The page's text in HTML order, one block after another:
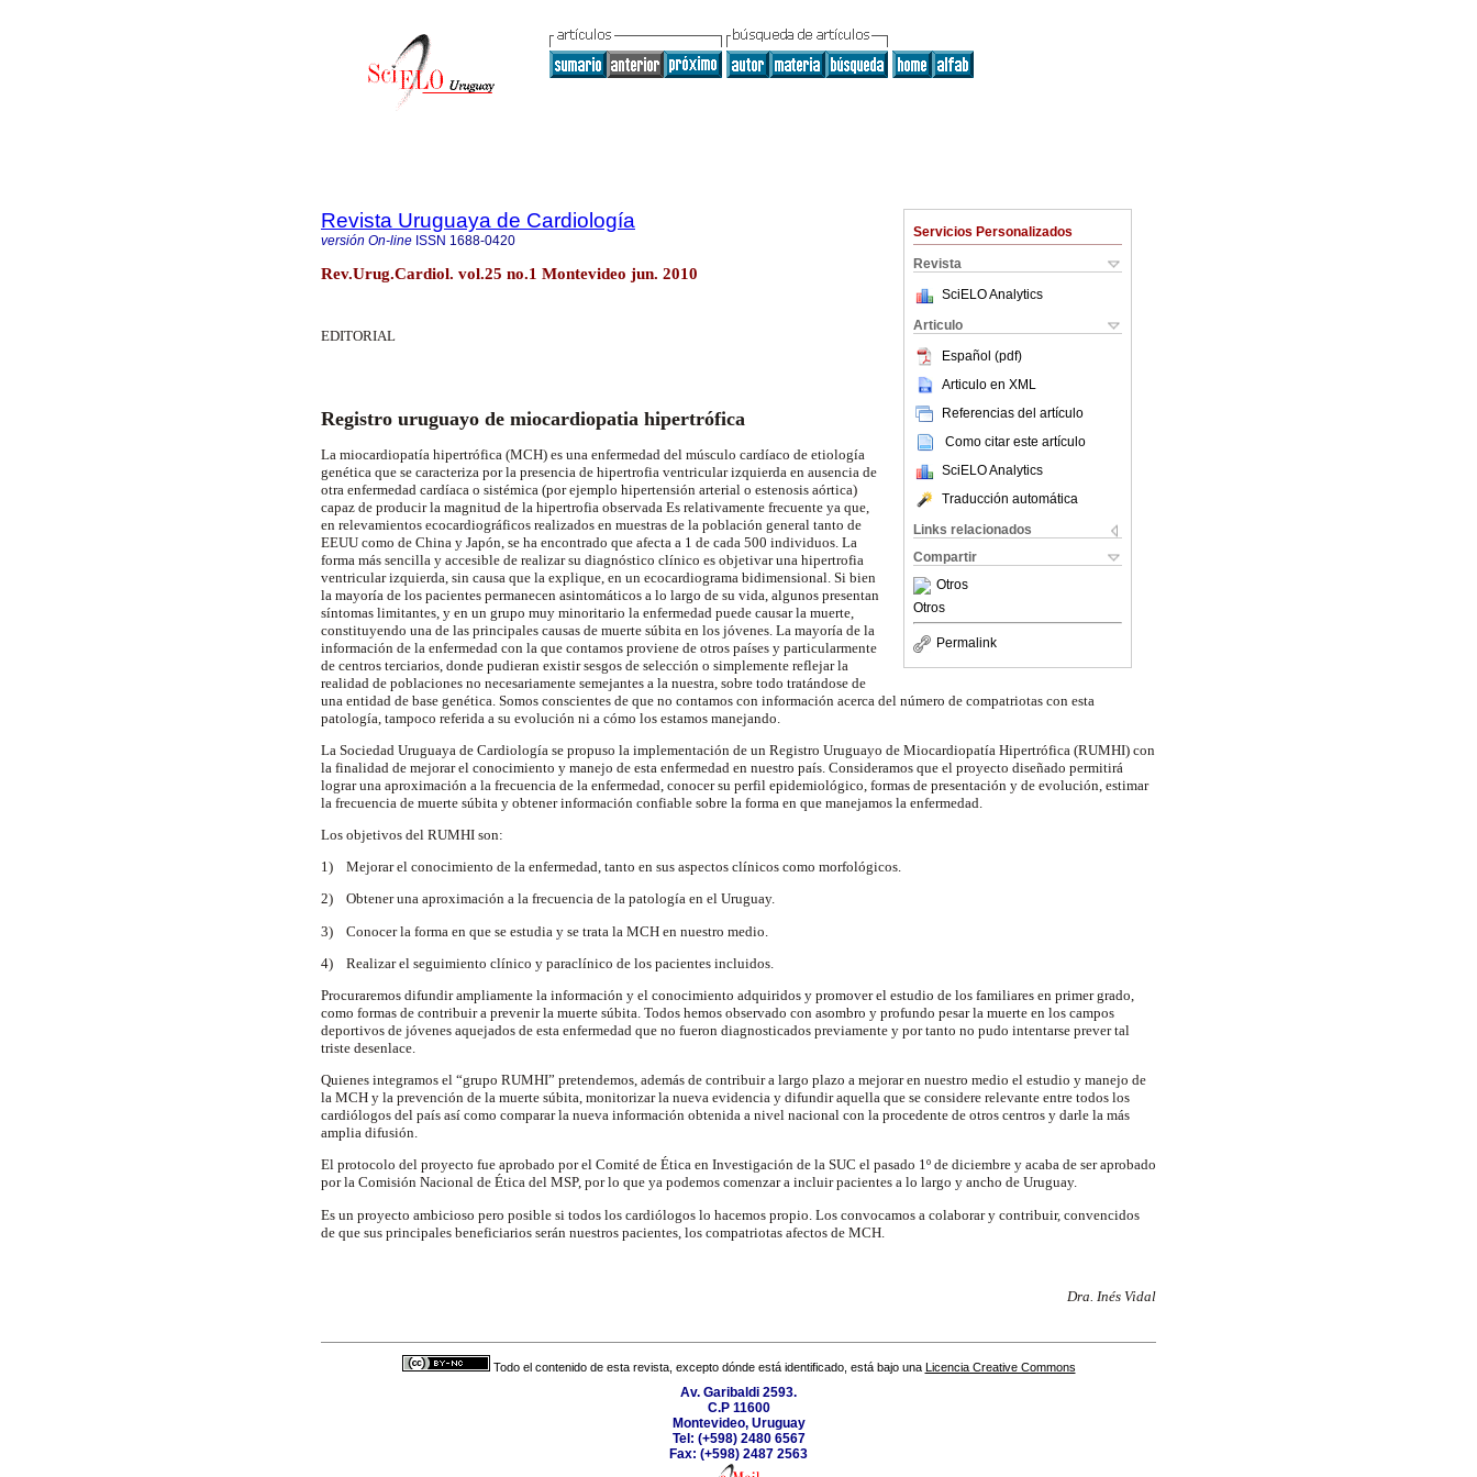
Servicios Personalizados
Revista
SciELO Analytics
Articulo
Español (pdf)
Articulo en XML
Referencias del artículo
Como citar este artículo
SciELO Analytics
Traducción automática
Links relacionados
Compartir
Otros
Otros
Permalink
Revista Uruguaya de Cardiología
versión On-line ISSN 1688-0420
Rev.Urug.Cardiol. vol.25 no.1 Montevideo jun. 2010
EDITORIAL
Registro uruguayo de miocardiopatia hipertrófica
La miocardiopatía hipertrófica (MCH) es una enfermedad del músculo cardíaco de etiología
genética que se caracteriza por la presencia de hipertrofia ventricular izquierda en ausencia de
otra enfermedad cardíaca o sistémica (por ejemplo hipertensión arterial o estenosis aórtica)
capaz de producir la magnitud de la hipertrofia observada Es relativamente frecuente ya que,
en relevamientos ecocardiográficos realizados en muestras de la población general tanto de
EEUU como de China y Japón, se ha encontrado que afecta a 1 de cada 500 individuos. La
forma más sencilla y accesible de realizar su diagnóstico clínico es objetivar una hipertrofia
ventricular izquierda, sin causa que la explique, en un ecocardiograma bidimensional. Si bien
la mayoría de los pacientes permanecen asintomáticos a lo largo de su vida, algunos presentan
síntomas limitantes, y en un grupo muy minoritario la enfermedad puede causar la muerte,
constituyendo una de las principales causas de muerte súbita en los jóvenes. La mayoría de la
información de la enfermedad con la que contamos proviene de otros países y particularmente
de centros terciarios, donde pudieran existir sesgos de selección o simplemente reflejar la
realidad de poblaciones no necesariamente semejantes a la nuestra, sobre todo tratándose de
una entidad de base genética. Somos conscientes de que no contamos con información acerca del número de compatriotas con esta
patología, tampoco referida a su evolución ni a cómo los estamos manejando.
La Sociedad Uruguaya de Cardiología se propuso la implementación de un Registro Uruguayo de Miocardiopatía Hipertrófica (RUMHI) con
la finalidad de mejorar el conocimiento y manejo de esta enfermedad en nuestro país. Consideramos que el proyecto diseñado permitirá
lograr una aproximación a la frecuencia de la enfermedad, conocer su perfil epidemiológico, formas de presentación y de evolución, estimar
la frecuencia de muerte súbita y obtener información confiable sobre la forma en que manejamos la enfermedad.
Los objetivos del RUMHI son:
1) Mejorar el conocimiento de la enfermedad, tanto en sus aspectos clínicos como morfológicos.
2) Obtener una aproximación a la frecuencia de la patología en el Uruguay.
3) Conocer la forma en que se estudia y se trata la MCH en nuestro medio.
4) Realizar el seguimiento clínico y paraclínico de los pacientes incluidos.
Procuraremos difundir ampliamente la información y el conocimiento adquiridos y promover el estudio de los familiares en primer grado,
como formas de contribuir a prevenir la muerte súbita. Todos hemos observado con asombro y profundo pesar la muerte en los campos
deportivos de jóvenes aquejados de esta enfermedad que no fueron diagnosticados previamente y por tanto no pudo intentarse prever tal
triste desenlace.
Quienes integramos el “grupo RUMHI” pretendemos, además de contribuir a largo plazo a mejorar en nuestro medio el estudio y manejo de
la MCH y la prevención de la muerte súbita, monitorizar la nueva evidencia y difundir aquella que se considere relevante entre todos los
cardiólogos del país así como comparar la nueva información obtenida a nivel nacional con la procedente de otros centros y darle la más
amplia difusión.
El protocolo del proyecto fue aprobado por el Comité de Ética en Investigación de la SUC el pasado 1º de diciembre y acaba de ser aprobado
por la Comisión Nacional de Ética del MSP, por lo que ya podemos comenzar a incluir pacientes a lo largo y ancho de Uruguay.
Es un proyecto ambicioso pero posible si todos los cardiólogos lo hacemos propio. Los convocamos a colaborar y contribuir, convencidos
de que sus principales beneficiarios serán nuestros pacientes, los compatriotas afectos de MCH.
Dra. Inés Vidal
Todo el contenido de esta revista, excepto dónde está identificado, está bajo una Licencia Creative Commons
Av. Garibaldi 2593.
C.P 11600
Montevideo, Uruguay
Tel: (+598) 2480 6567
Fax: (+598) 2487 2563